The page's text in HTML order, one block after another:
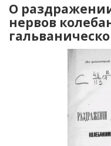
О
нервов